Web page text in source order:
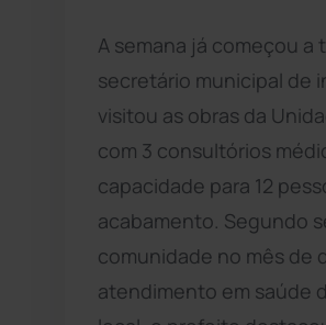
A semana já começou a
secretário municipal de
visitou as obras da
com 3 consultórios
capacidade para 12
acabamento. Segundo
comunidade no mês de
atendimento em saúde